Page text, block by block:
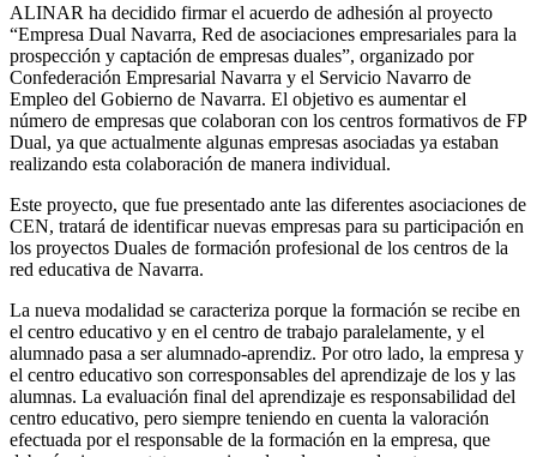
ALINAR ha decidido firmar el acuerdo de adhesión al proyecto
“Empresa Dual Navarra, Red de asociaciones empresariales para la
prospección y captación de empresas duales”, organizado por
Confederación Empresarial Navarra y el Servicio Navarro de
Empleo del Gobierno de Navarra. El objetivo es aumentar el
número de empresas que colaboran con los centros formativos de FP
Dual, ya que actualmente algunas empresas asociadas ya estaban
realizando esta colaboración de manera individual.
Este proyecto, que fue presentado ante las diferentes asociaciones de
CEN, tratará de identificar nuevas empresas para su participación en
los proyectos Duales de formación profesional de los centros de la
red educativa de Navarra.
La nueva modalidad se caracteriza porque la formación se recibe en
el centro educativo y en el centro de trabajo paralelamente, y el
alumnado pasa a ser alumnado-aprendiz. Por otro lado, la empresa y
el centro educativo son corresponsables del aprendizaje de los y las
alumnas. La evaluación final del aprendizaje es responsabilidad del
centro educativo, pero siempre teniendo en cuenta la valoración
efectuada por el responsable de la formación en la empresa, que